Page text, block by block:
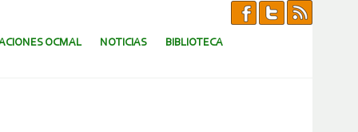
OCMAL NOTICIAS BIBLIOTECA